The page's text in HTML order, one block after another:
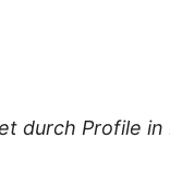
durch Profile in